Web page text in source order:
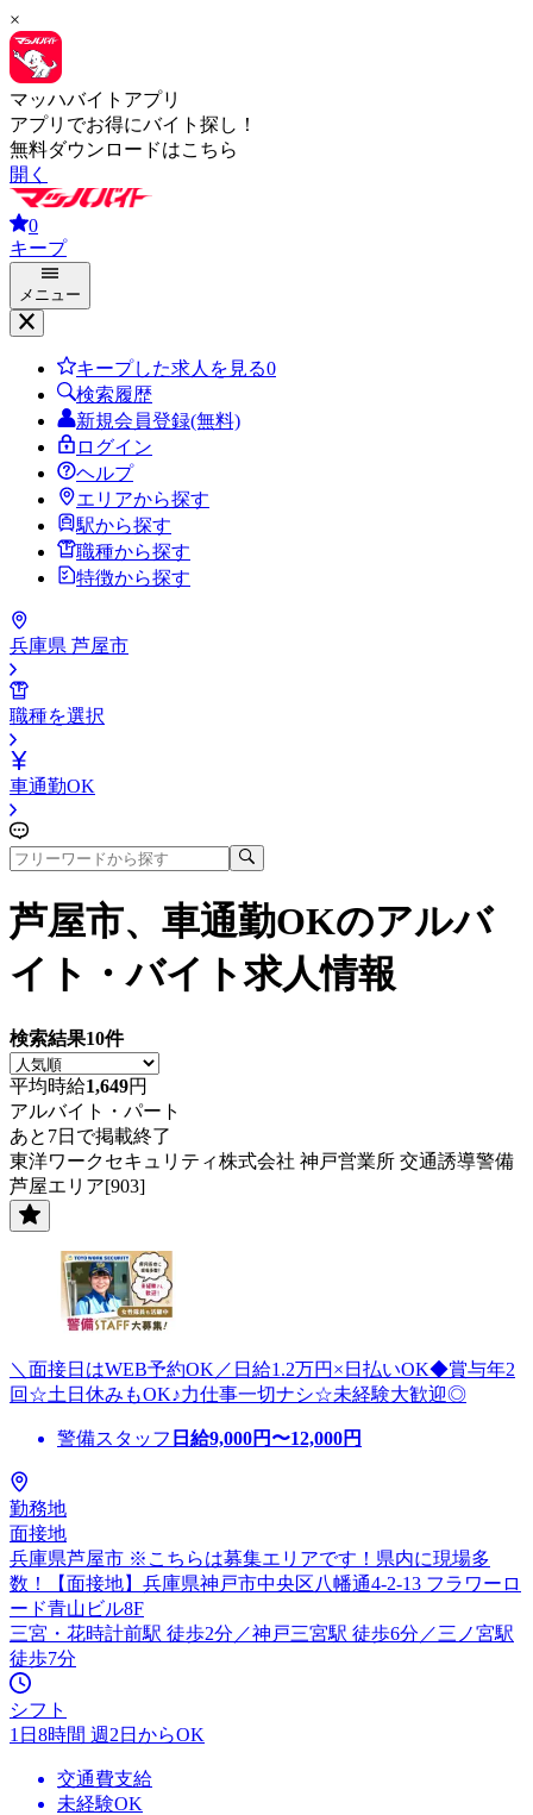
×
マッハバイトアプリ
アプリでお得にバイト探し！
無料ダウンロードはこちら
開く
0
キープ
メニュー
キープした求人を見る0
検索履歴
新規会員登録(無料)
ログイン
ヘルプ
エリアから探す
駅から探す
職種から探す
特徴から探す
兵庫県 芦屋市
職種を選択
車通勤OK
芦屋市、車通勤OKのアルバ
イト・バイト求人情報
検索結果10件
平均時給1,649円
アルバイト・パート
あと7日で掲載終了
東洋ワークセキュリティ株式会社 神戸営業所 交通誘導警備
芦屋エリア[903]
＼面接日はWEB予約OK／日給1.2万円×日払いOK◆賞与年2
回☆土日休みもOK♪力仕事一切ナシ☆未経験大歓迎◎
警備スタッフ 日給9,000円〜12,000円
勤務地
面接地
兵庫県芦屋市 ※こちらは募集エリアです！県内に現場多
数！【面接地】兵庫県神戸市中央区八幡通4-2-13 フラワーロ
ード青山ビル8F
三宮・花時計前駅 徒歩2分／神戸三宮駅 徒歩6分／三ノ宮駅
徒歩7分
シフト
1日8時間 週2日からOK
交通費支給
未経験OK